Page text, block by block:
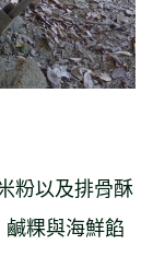
粉以及排骨酥
粿與海鮮餡